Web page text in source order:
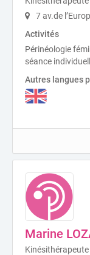
7 av.de
Activités
Périnéologie
séance
Autres langues
Marine
Kinésithérapeute